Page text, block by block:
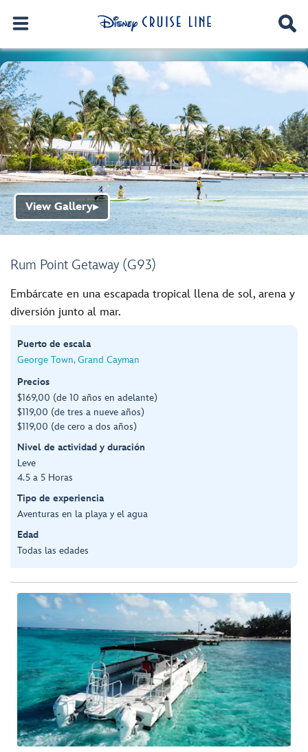
Rum Point Getaway (G93)
View Gallery▶
Embárcate en una escapada tropical llena de sol, arena y
diversión junto al mar.
Puerto de escala
George Town, Grand Cayman
Precios
$169,00 (de 10 años en adelante)
$119,00 (de tres a nueve años)
$119,00 (de cero a dos años)
Nivel de actividad y duración
Leve
4.5 a 5 Horas
Tipo de experiencia
Aventuras en la playa y el agua
Edad
Todas las edades